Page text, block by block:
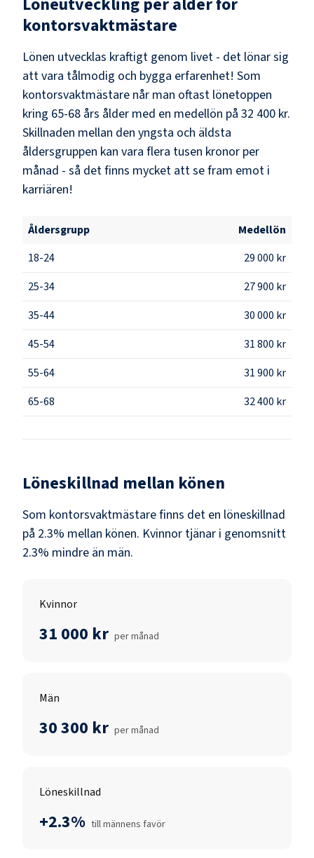
kontorsvaktmästare
Lönen utvecklas kraftigt genom livet - det lönar sig
att vara tålmodig och bygga erfarenhet! Som
kontorsvaktmästare når man oftast lönetoppen
kring 65-68 års ålder med en medellön på 32 400 kr.
Skillnaden mellan den yngsta och äldsta
åldersgruppen kan vara flera tusen kronor per
månad - så det finns mycket att se fram emot i
karriären!
Åldersgrupp
Medellön
18-24
29 000 kr
25-34
27 900 kr
35-44
30 000 kr
45-54
31 800 kr
55-64
31 900 kr
65-68
32 400 kr
Löneskillnad mellan könen
Som kontorsvaktmästarefinns det en löneskillnad
på 2.3% mellan könen. Kvinnor tjänar i genomsnitt
2.3% mindre än män.
Kvinnor
31 000 kr per månad
Män
30 300 kr per månad
Löneskillnad
+2.3% till männens favör